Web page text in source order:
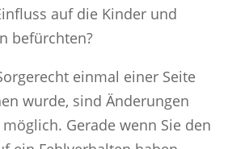
auf die Kinder und
befürchten?
einmal einer Seite
wurde, sind Änderungen
Gerade wenn Sie den